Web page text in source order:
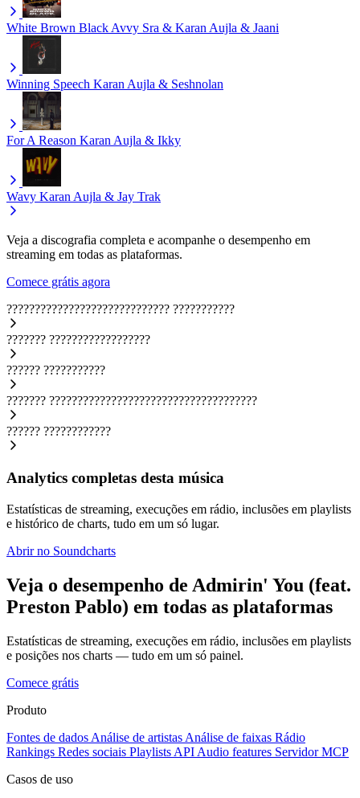
White Brown Black Avvy Sra & Karan Aujla & Jaani
Winning Speech Karan Aujla & Seshnolan
For A Reason Karan Aujla & Ikky
Wavy Karan Aujla & Jay Trak
Veja a discografia completa e acompanhe o desempenho em
streaming em todas as plataformas.
Comece grátis agora
????????????????????????????? ???????????
??????? ??????????????????
?????? ???????????
??????? ?????????????????????????????????????
?????? ????????????
Analytics completas desta música
Estatísticas de streaming, execuções em rádio, inclusões em playlists
e histórico de charts, tudo em um só lugar.
Abrir no Soundcharts
Veja o desempenho de Admirin' You (feat.
Preston Pablo) em todas as plataformas
Estatísticas de streaming, execuções em rádio, inclusões em playlists
e posições nos charts — tudo em um só painel.
Comece grátis
Produto
Fontes de dados Análise de artistas Análise de faixas Rádio
Rankings Redes sociais Playlists API Audio features Servidor MCP
Casos de uso